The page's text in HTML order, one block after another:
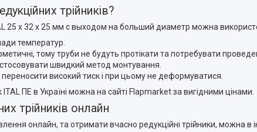
трійників?
x 32 x 25 мм с выходом на больший диаметр можна
температур.
тому труби не будуть протікати та потребувати
швидкий метод монтування.
переносити високий тиск і при цьому не деформуватися.
ПЕ в Україні можна на сайті Flapmarket за вигідними цінами.
трійників онлайн
онлайн, та отримати вчасно редукційні трійники, можна в